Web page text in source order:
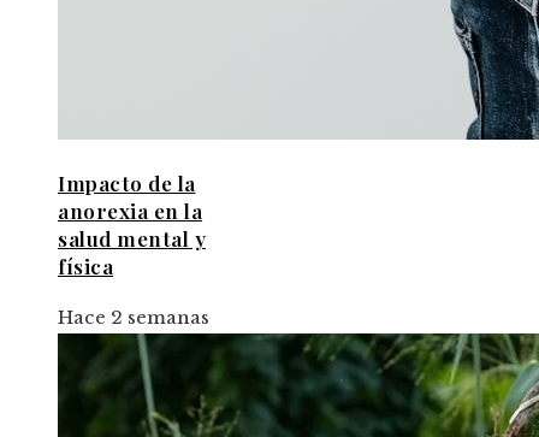
Impacto de la
anorexia en la
salud mental y
física
Hace 2 semanas